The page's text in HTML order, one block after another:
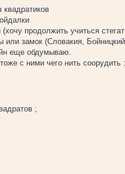
продолжить учиться
замок (Словакия,
еще обдумываю.
с ними чего нить соорудить
;